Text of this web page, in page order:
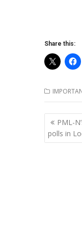
Share this:
Post
PML-
polls in